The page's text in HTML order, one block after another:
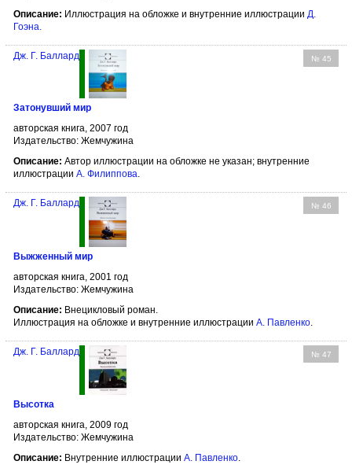
Описание: Иллюстрация на обложке и внутренние иллюстрации Д.
Гоэна.
№ 45
Дж. Г. Баллард
Затонувший мир
авторская книга, 2007 год
Издательство: Жемчужина
Описание: Автор иллюстрации на обложке не указан; внутренние
иллюстрации А. Филипповa.
№ 46
Дж. Г. Баллард
Выжженный мир
авторская книга, 2001 год
Издательство: Жемчужина
Описание: Внецикловый роман.
Иллюстрация на обложке и внутренние иллюстрации А. Павленко.
№ 47
Дж. Г. Баллард
Высотка
авторская книга, 2009 год
Издательство: Жемчужина
Описание: Внутренние иллюстрации А. Павленко.